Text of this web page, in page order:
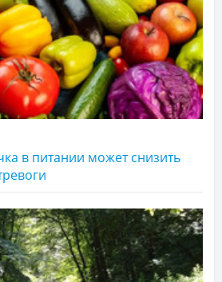
в питании может снизить